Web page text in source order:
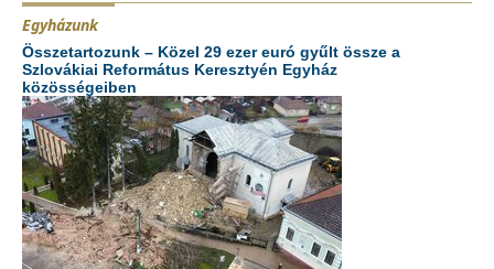
Egyházunk
Összetartozunk – Közel 29 ezer euró gyűlt össze a
Szlovákiai Református Keresztyén Egyház
közösségeiben